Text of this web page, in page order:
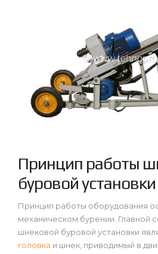
Принцип работы
буровой установки
Принцип работы оборудования
механическом бурении. Главной
шнековой буровой установки
головка и шнек, приводимый в